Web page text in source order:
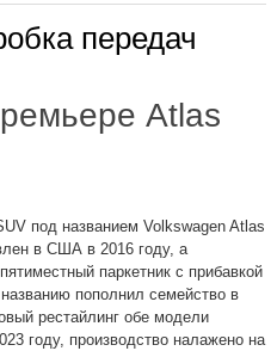
передач
Atlas
под названием Volkswagen Atlas
в США в 2016 году, а
паркетник с прибавкой
пополнил семейство в
рестайлинг обе модели
году, производство налажено на